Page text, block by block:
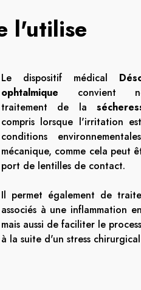
l'utilise
Le dispositif médical
ophtalmique convient
traitement de la
compris lorsque l'irritation
conditions
mécanique, comme cela peut
port de lentilles de contact.
Il permet également de
associés à une inflammation
mais aussi de faciliter le
à la suite d'un stress